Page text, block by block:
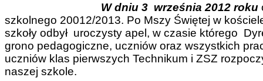
W dniu 3 września 2012 roku
szkolnego 20012/2013. Po Mszy Świętej w
szkoły odbył uroczysty apel, w czasie którego
grono pedagogiczne, uczniów oraz wszystkich
uczniów klas pierwszych Technikum i ZSZ
naszej szkole.